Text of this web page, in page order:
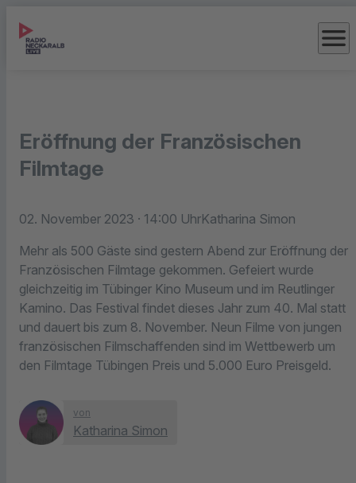
menu
Eröffnung der Französischen
Filmtage
02. November 2023 · 14:00 UhrKatharina Simon
Mehr als 500 Gäste sind gestern Abend zur Eröffnung der
Französischen Filmtage gekommen. Gefeiert wurde
gleichzeitig im Tübinger Kino Museum und im Reutlinger
Kamino. Das Festival findet dieses Jahr zum 40. Mal statt
und dauert bis zum 8. November. Neun Filme von jungen
französischen Filmschaffenden sind im Wettbewerb um
den Filmtage Tübingen Preis und 5.000 Euro Preisgeld.
von
Katharina Simon